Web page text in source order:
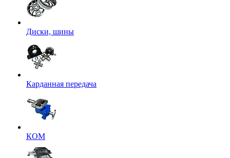
Диски, шины
Карданная передача
КОМ